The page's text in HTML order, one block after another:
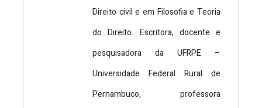
Direito civil e em Filosofia e Teoria
do Direito. Escritora, docente e
pesquisadora da UFRPE –
Universidade Federal Rural de
Pernambuco, professora